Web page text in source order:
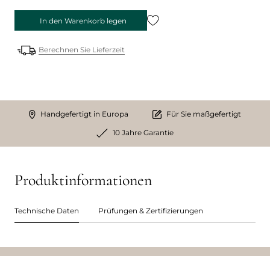
In den Warenkorb legen
Berechnen Sie Lieferzeit
Handgefertigt in Europa Für Sie maßgefertigt
10 Jahre Garantie
Produktinformationen
Technische Daten Prüfungen & Zertifizierungen